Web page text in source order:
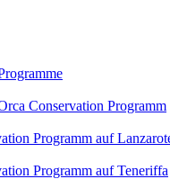
Conservation Programm
Programm auf
Programm auf Teneriffa